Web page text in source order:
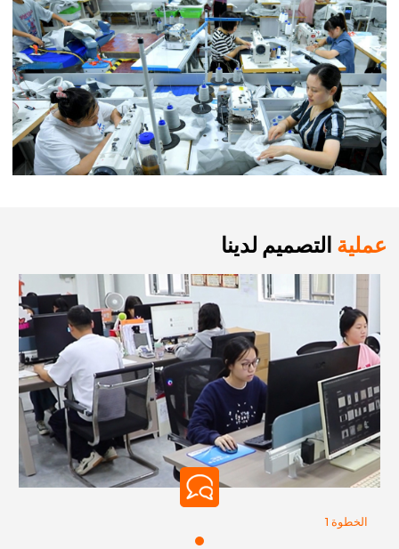
عملية التصميم لدينا
الخطوة 1